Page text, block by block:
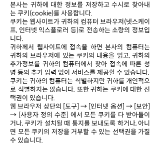
본사는 귀하에 대한 정보를 저장하고 수시로 찾아내
는 쿠키(cookie)를 사용합니다.
쿠키는 웹사이트가 귀하의 컴퓨터 브라우저(넷스케이
프, 인터넷 익스플로러 등)로 전송하는 소량의 정보입
니다.
귀하께서 웹사이트에 접속을 하면 본사의 컴퓨터는
귀하의 브라우저에 있는 쿠키의 내용을 읽고, 귀하의
추가정보를 귀하의 컴퓨터에서 찾아 접속에 따른 성
명 등의 추가 입력 없이 서비스를 제공할 수 있습니다.
쿠키는 귀하의 컴퓨터는 식별하지만 귀하를 개인적으
로 식별하지는 않습니다. 또한 귀하는 쿠키에 대한 선
택권이 있습니다.
웹 브라우저 상단의 [도구] → [인터넷 옵션] → [보안]
→ [사용자 정의 수준] 에서 모든 쿠키를 다 받아들이
거나, 쿠키가 설치될 때 통지를 보내도록 하거나, 아니
면 모든 쿠키의 저장을 거부할 수 있는 선택권을 가질
수 있습니다.